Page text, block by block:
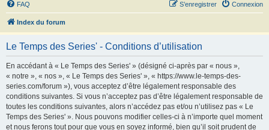
FAQ Connexion
S’enregistrer
Index du forum
Le Temps des Series' - Conditions d’utilisation
En accédant à « Le Temps des Series' » (désigné ci-après par « nous »,
« notre », « nos », « Le Temps des Series' », « https://www.le-temps-des-
series.com/forum »), vous acceptez d’être légalement responsable des
conditions suivantes. Si vous n’acceptez pas d’être légalement responsable de
toutes les conditions suivantes, alors n’accédez pas et/ou n’utilisez pas « Le
Temps des Series' ». Nous pouvons modifier celles-ci à n’importe quel moment
et nous ferons tout pour que vous en soyez informé, bien qu’il soit prudent de